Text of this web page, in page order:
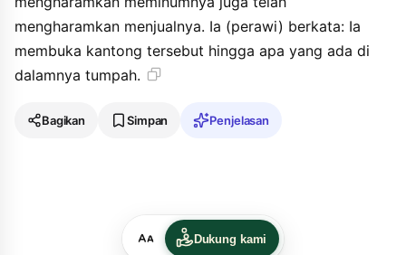
mengharamkan menjualnya. Ia (perawi) berkata: Ia
membuka kantong tersebut hingga apa yang ada di
dalamnya tumpah.
Bagikan Simpan Penjelasan
Dukung kami